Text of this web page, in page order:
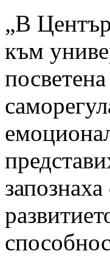
„В
към